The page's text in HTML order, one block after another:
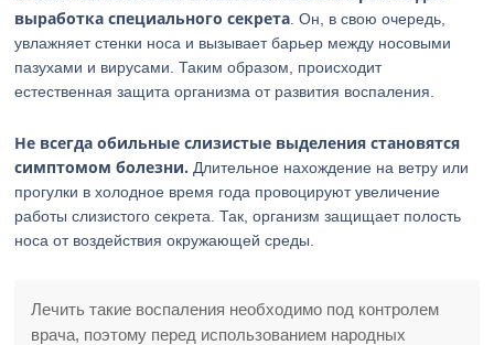
выработка специального секрета . Он, в свою очередь,
увлажняет стенки носа и вызывает барьер между носовыми
пазухами и вирусами. Таким образом, происходит
естественная защита организма от развития воспаления.
Не всегда обильные слизистые выделения становятся
симптомом болезни. Длительное нахождение на ветру или
прогулки в холодное время года провоцируют увеличение
работы слизистого секрета. Так, организм защищает полость
носа от воздействия окружающей среды.
Лечить такие воспаления необходимо под контролем
врача, поэтому перед использованием народных